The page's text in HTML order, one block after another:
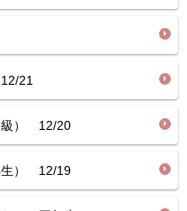
21
級） 12/20
生） 12/19